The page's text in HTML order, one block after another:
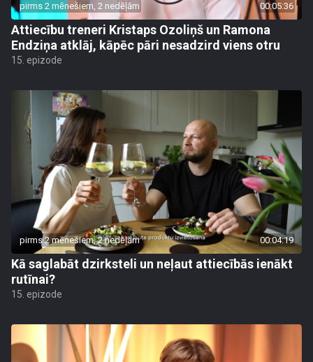
pirms 2 mēnešiem, 2 nedēļām 00:05:36
Attiecību treneri Kristaps Ozoliņš un Ramona
Endziņa atklāj, kāpēc pāri nesadzird viens otru
15. epizode
pirms 2 mēnešiem, 2 nedēļām 00:04:19
Kā saglabāt dzirksteli un neļaut attiecībās ienākt
rutīnai?
15. epizode